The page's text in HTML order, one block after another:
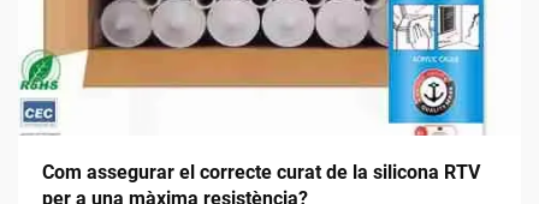
Com assegurar el correcte curat de la silicona RTV
per a una màxima resistència?